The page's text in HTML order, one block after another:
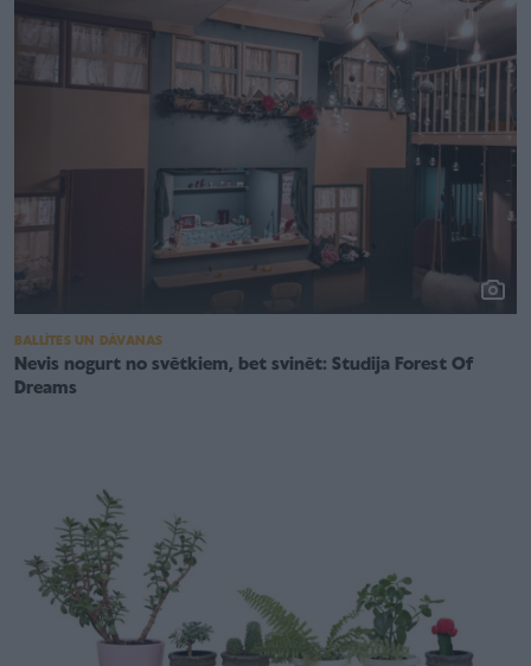
BALLĪTES UN DĀVANAS
Nevis nogurt no svētkiem, bet svinēt: Studija Forest Of
Dreams